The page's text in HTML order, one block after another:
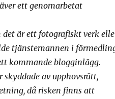
ett genomarbetat
är ett fotografiskt verk
tjänstemannen i
kommande blogginlägg.
av upphovsrätt,
då risken finns att